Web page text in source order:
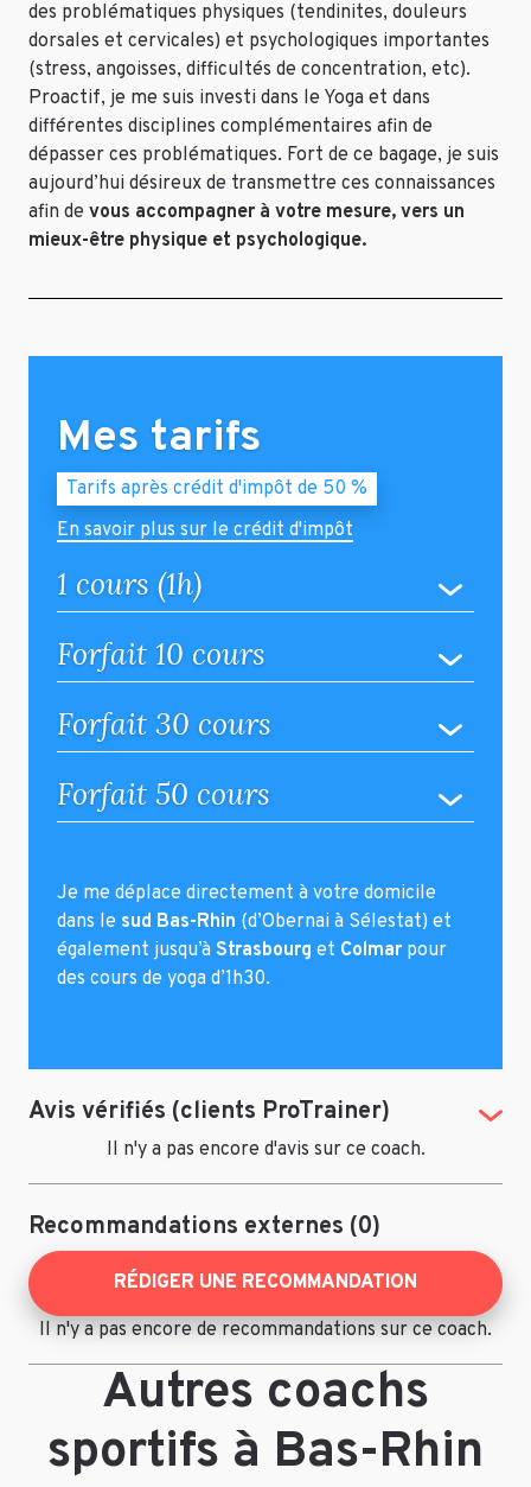
des problématiques physiques (tendinites, douleurs
dorsales et cervicales) et psychologiques importantes
(stress, angoisses, difficultés de concentration, etc).
Proactif, je me suis investi dans le Yoga et dans
différentes disciplines complémentaires afin de
dépasser ces problématiques. Fort de ce bagage, je suis
aujourd’hui désireux de transmettre ces connaissances
afin de vous accompagner à votre mesure, vers un
mieux-être physique et psychologique.
Mes tarifs
Tarifs après crédit d'impôt de 50 %
En savoir plus sur le crédit d'impôt
1 cours (1h)
Forfait 10 cours
Forfait 30 cours
Forfait 50 cours
Je me déplace directement à votre domicile
dans le sud Bas-Rhin (d’Obernai à Sélestat) et
également jusqu’à Strasbourg et Colmar pour
des cours de yoga d’1h30.
Avis vérifiés (clients ProTrainer)
Il n'y a pas encore d'avis sur ce coach.
Recommandations externes (0)
RÉDIGER UNE RECOMMANDATION
Il n'y a pas encore de recommandations sur ce coach.
Autres coachs
sportifs à Bas-Rhin